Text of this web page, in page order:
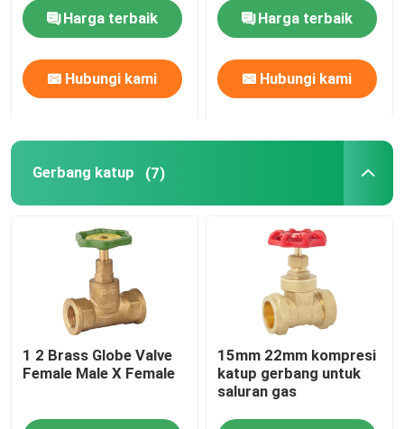
Harga terbaik
Hubungi kami
Harga terbaik
Hubungi kami
Gerbang katup (7)
1 2 Brass Globe Valve
Female Male X Female
15mm 22mm kompresi
katup gerbang untuk
saluran gas